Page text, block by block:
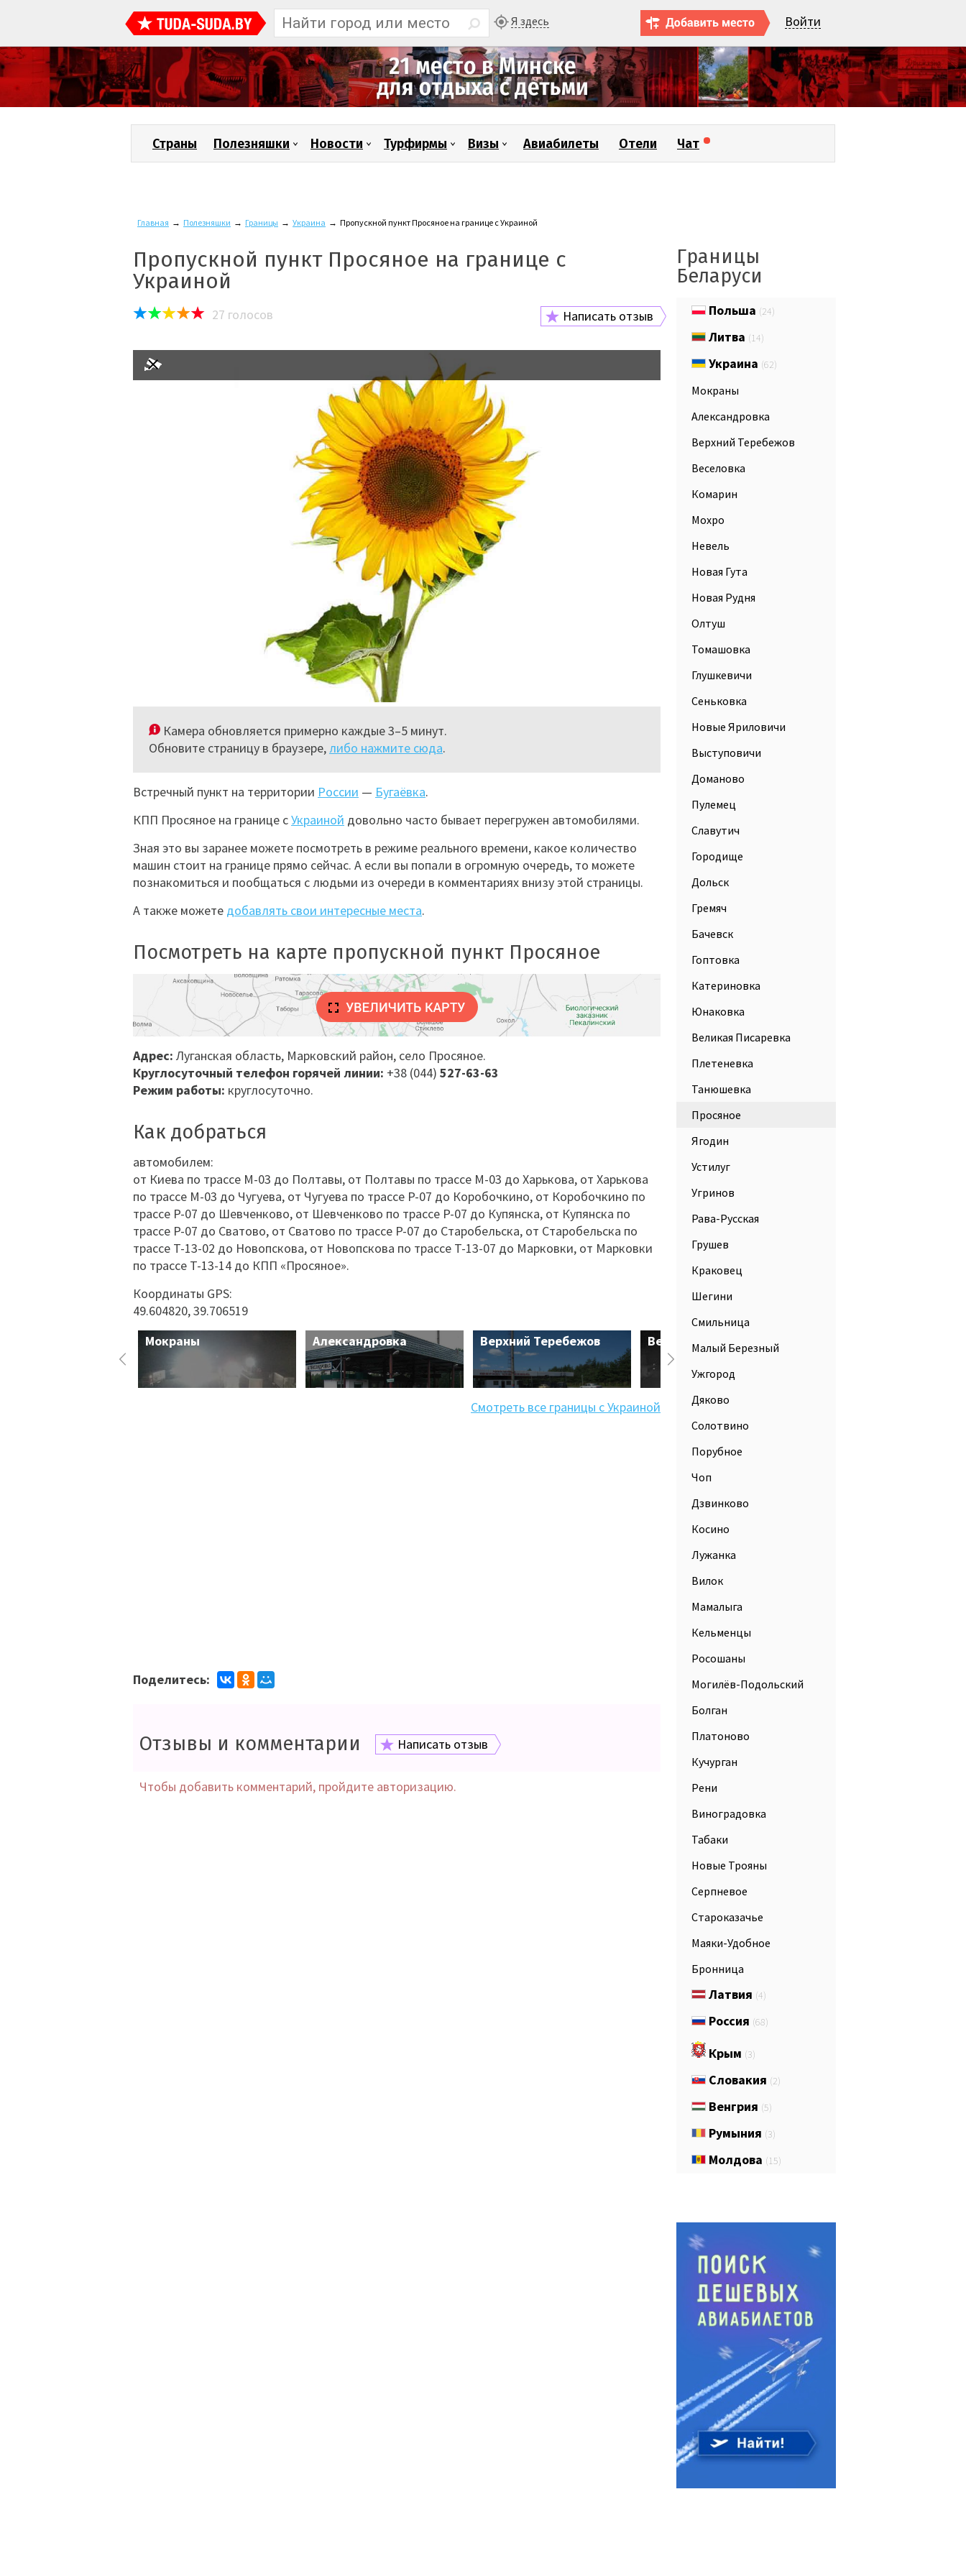
Я здесь Войти
Страны Полезняшки Новости Турфирмы Визы Авиабилеты Отели Чат
Главная → Полезняшки → Границы → Украина → Пропускной пункт Просяное на границе с Украиной
Пропускной пункт Просяное на границе с
Украиной
27 голосов Написать отзыв
Камера обновляется примерно каждые 3–5 минут.
Обновите страницу в браузере, либо нажмите сюда.
Встречный пункт на территории России — Бугаёвка.
КПП Просяное на границе сУкраиной довольно часто бывает перегружен автомобилями.
Зная это вы заранее можете посмотреть в режиме реального времени, какое количество
машин стоит на границе прямо сейчас. А если вы попали в огромную очередь, то можете
познакомиться и пообщаться с людьми из очереди в комментариях внизу этой страницы.
А также можете добавлять свои интересные места.
Посмотреть на карте пропускной пункт Просяное
Адрес: Луганская область, Марковский район, село Просяное.
Круглосуточный телефон горячей линии: +38 (044) 527-63-63
Режим работы: круглосуточно.
Как добраться
автомобилем:
от Киева по трассе М-03 до Полтавы, от Полтавы по трассе М-03 до Харькова, от Харькова
по трассе М-03 до Чугуева, от Чугуева по трассе P-07 до Коробочкино, от Коробочкино по
трассе P-07 до Шевченково, от Шевченково по трассе P-07 до Купянска, от Купянска по
трассе P-07 до Сватово, от Сватово по трассе P-07 до Старобельска, от Старобельска по
трассе T-13-02 до Новопскова, от Новопскова по трассе T-13-07 до Марковки, от Марковки
по трассе T-13-14 до КПП «Просяное».
Координаты GPS:
49.604820, 39.706519
Мокраны
Александровка Верхний Теребежов Веселовка
Смотреть все границы с Украиной
Поделитесь:
Отзывы и комментарии Написать отзыв
Чтобы добавить комментарий, пройдите авторизацию.
Границы
Беларуси
Польша (24)
Литва (14)
Украина (62)
Мокраны
Александровка
Верхний Теребежов
Веселовка
Комарин
Мохро
Невель
Новая Гута
Новая Рудня
Олтуш
Томашовка
Глушкевичи
Сеньковка
Новые Яриловичи
Выступовичи
Доманово
Пулемец
Славутич
Городище
Дольск
Гремяч
Бачевск
Гоптовка
Катериновка
Юнаковка
Великая Писаревка
Плетеневка
Танюшевка
Просяное
Ягодин
Устилуг
Угринов
Рава-Русская
Грушев
Краковец
Шегини
Смильница
Малый Березный
Ужгород
Дяково
Солотвино
Порубное
Чоп
Дзвинково
Косино
Лужанка
Вилок
Мамалыга
Кельменцы
Росошаны
Могилёв-Подольский
Болган
Платоново
Кучурган
Рени
Виноградовка
Табаки
Новые Трояны
Серпневое
Староказачье
Маяки-Удобнoе
Бронница
Латвия (4)
Россия (68)
Крым (3)
Словакия (2)
Венгрия (5)
Румыния (3)
Молдова (15)